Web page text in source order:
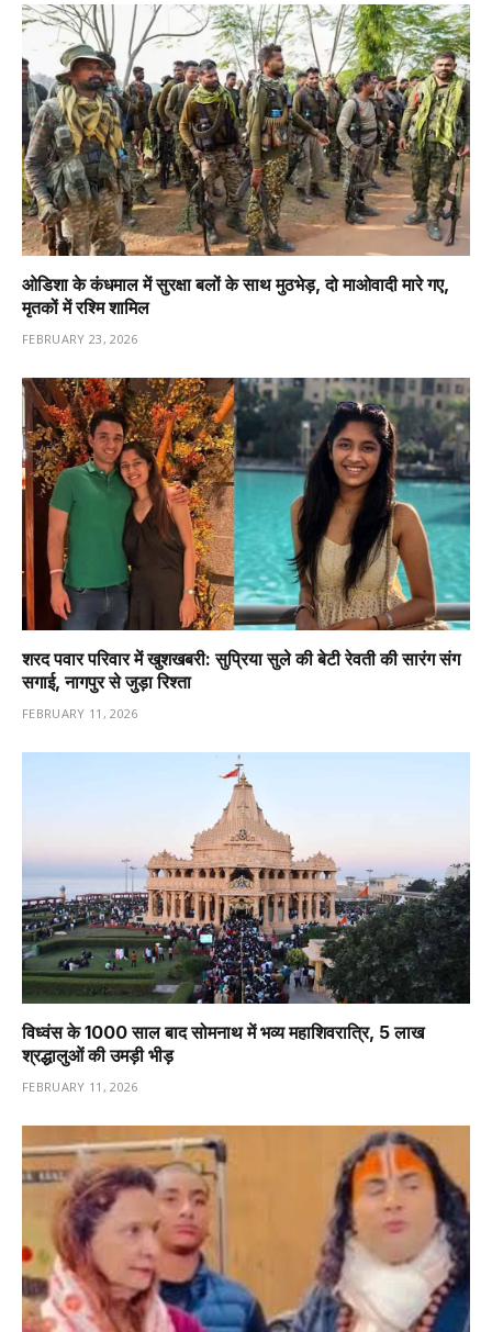
ओडिशा के कंधमाल में सुरक्षा बलों के साथ मुठभेड़, दो माओवादी मारे गए,
मृतकों में रश्मि शामिल
FEBRUARY 23, 2026
शरद पवार परिवार में खुशखबरी: सुप्रिया सुले की बेटी रेवती की सारंग संग
सगाई, नागपुर से जुड़ा रिश्ता
FEBRUARY 11, 2026
विध्वंस के 1000 साल बाद सोमनाथ में भव्य महाशिवरात्रि, 5 लाख
श्रद्धालुओं की उमड़ी भीड़
FEBRUARY 11, 2026